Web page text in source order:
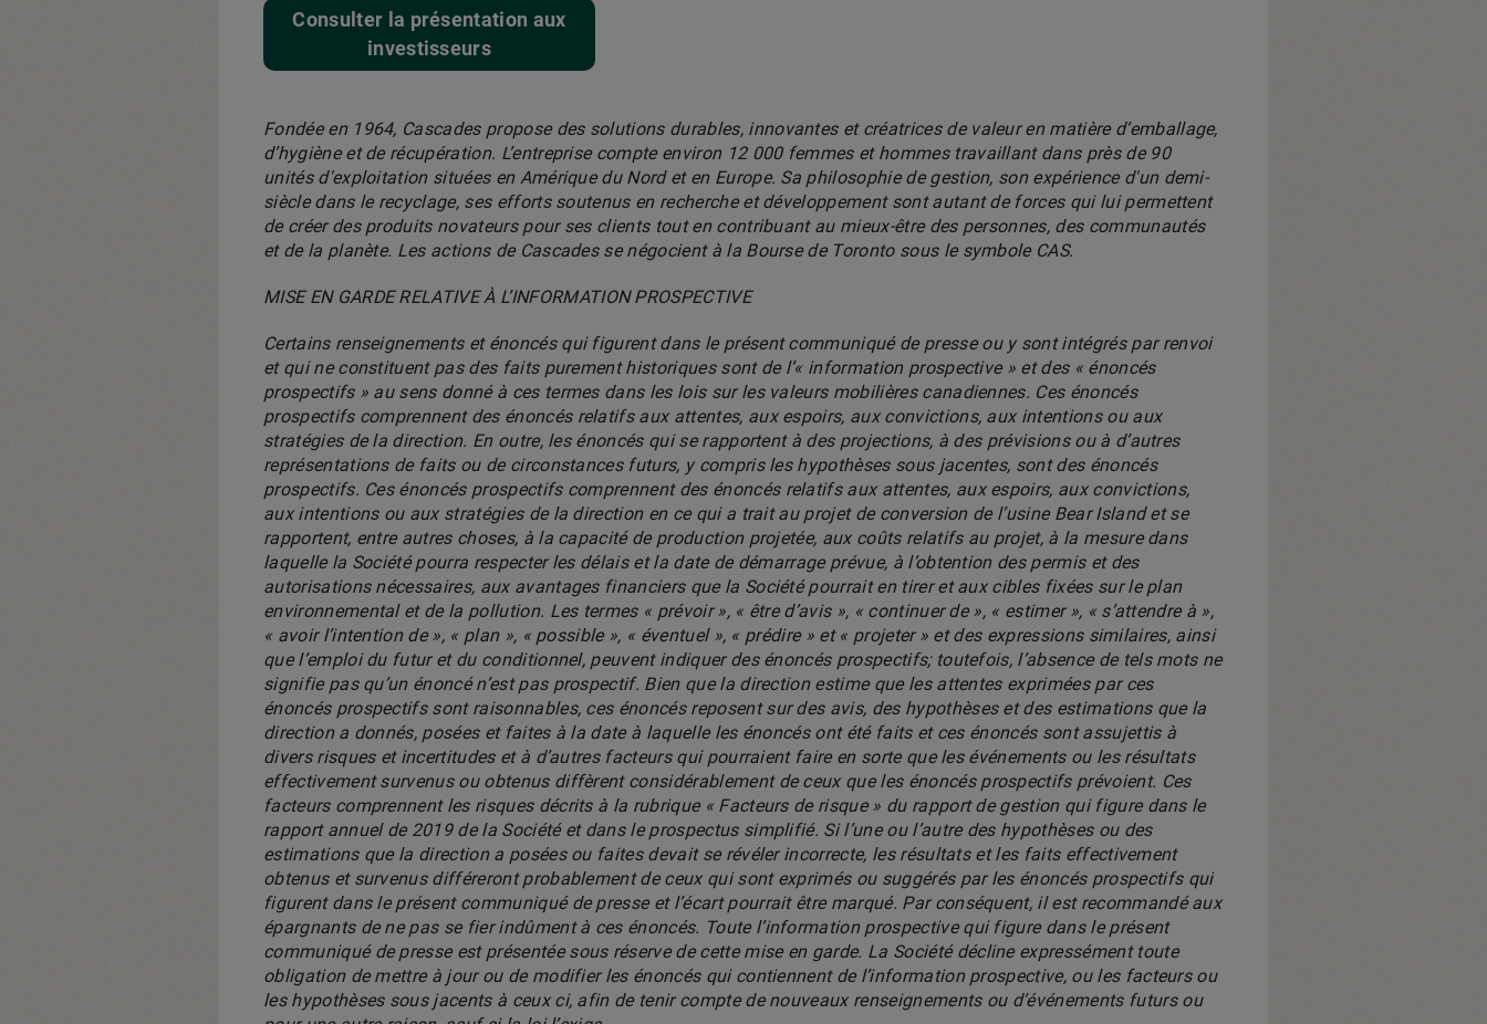
Consulter la présentation aux
investisseurs
Fondée en 1964, Cascades propose des solutions durables, innovantes et créatrices de valeur en matière d’emballage,
d’hygiène et de récupération. L’entreprise compte environ 12 000 femmes et hommes travaillant dans près de 90
unités d'exploitation situées en Amérique du Nord et en Europe. Sa philosophie de gestion, son expérience d'un demi-
siècle dans le recyclage, ses efforts soutenus en recherche et développement sont autant de forces qui lui permettent
de créer des produits novateurs pour ses clients tout en contribuant au mieux-être des personnes, des communautés
et de la planète. Les actions de Cascades se négocient à la Bourse de Toronto sous le symbole CAS.
MISE EN GARDE RELATIVE À L’INFORMATION PROSPECTIVE
Certains renseignements et énoncés qui figurent dans le présent communiqué de presse ou y sont intégrés par renvoi
et qui ne constituent pas des faits purement historiques sont de l’« information prospective » et des « énoncés
prospectifs » au sens donné à ces termes dans les lois sur les valeurs mobilières canadiennes. Ces énoncés
prospectifs comprennent des énoncés relatifs aux attentes, aux espoirs, aux convictions, aux intentions ou aux
stratégies de la direction. En outre, les énoncés qui se rapportent à des projections, à des prévisions ou à d’autres
représentations de faits ou de circonstances futurs, y compris les hypothèses sous jacentes, sont des énoncés
prospectifs. Ces énoncés prospectifs comprennent des énoncés relatifs aux attentes, aux espoirs, aux convictions,
aux intentions ou aux stratégies de la direction en ce qui a trait au projet de conversion de l’usine Bear Island et se
rapportent, entre autres choses, à la capacité de production projetée, aux coûts relatifs au projet, à la mesure dans
laquelle la Société pourra respecter les délais et la date de démarrage prévue, à l’obtention des permis et des
autorisations nécessaires, aux avantages financiers que la Société pourrait en tirer et aux cibles fixées sur le plan
environnemental et de la pollution. Les termes « prévoir », « être d’avis », « continuer de », « estimer », « s’attendre à »,
« avoir l’intention de », « plan », « possible », « éventuel », « prédire » et « projeter » et des expressions similaires, ainsi
que l’emploi du futur et du conditionnel, peuvent indiquer des énoncés prospectifs; toutefois, l’absence de tels mots ne
signifie pas qu’un énoncé n’est pas prospectif. Bien que la direction estime que les attentes exprimées par ces
énoncés prospectifs sont raisonnables, ces énoncés reposent sur des avis, des hypothèses et des estimations que la
direction a donnés, posées et faites à la date à laquelle les énoncés ont été faits et ces énoncés sont assujettis à
divers risques et incertitudes et à d’autres facteurs qui pourraient faire en sorte que les événements ou les résultats
effectivement survenus ou obtenus diffèrent considérablement de ceux que les énoncés prospectifs prévoient. Ces
facteurs comprennent les risques décrits à la rubrique « Facteurs de risque » du rapport de gestion qui figure dans le
rapport annuel de 2019 de la Société et dans le prospectus simplifié. Si l’une ou l’autre des hypothèses ou des
estimations que la direction a posées ou faites devait se révéler incorrecte, les résultats et les faits effectivement
obtenus et survenus différeront probablement de ceux qui sont exprimés ou suggérés par les énoncés prospectifs qui
figurent dans le présent communiqué de presse et l’écart pourrait être marqué. Par conséquent, il est recommandé aux
épargnants de ne pas se fier indûment à ces énoncés. Toute l’information prospective qui figure dans le présent
communiqué de presse est présentée sous réserve de cette mise en garde. La Société décline expressément toute
obligation de mettre à jour ou de modifier les énoncés qui contiennent de l’information prospective, ou les facteurs ou
les hypothèses sous jacents à ceux ci, afin de tenir compte de nouveaux renseignements ou d’événements futurs ou